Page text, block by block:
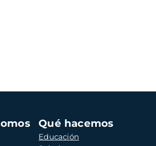
Qué hacemos
Educación